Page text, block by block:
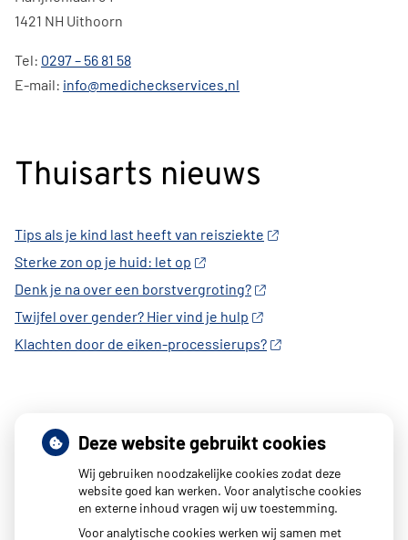
1421 NH Uithoorn
Tel: 0297 – 56 81 58
E-mail: info@medicheckservices.nl
Thuisarts nieuws
Tips als je kind last heeft van reisziekte
Sterke zon op je huid: let op
Denk je na over een borstvergroting?
Twijfel over gender? Hier vind je hulp
Klachten door de eiken-processierups?
Deze website gebruikt cookies
Wij gebruiken noodzakelijke cookies zodat deze
website goed kan werken. Voor analytische cookies
en externe inhoud vragen wij uw toestemming.
Voor analytische cookies werken wij samen met